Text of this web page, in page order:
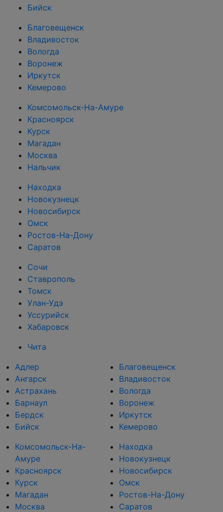
Бийск
Благовещенск
Владивосток
Вологда
Воронеж
Иркутск
Кемерово
Комсомольск-На-Амуре
Красноярск
Курск
Магадан
Москва
Нальчик
Находка
Новокузнецк
Новосибирск
Омск
Ростов-На-Дону
Саратов
Сочи
Ставрополь
Томск
Улан-Удэ
Уссурийск
Хабаровск
Чита
Адлер
Ангарск
Астрахань
Барнаул
Бердск
Бийск
Благовещенск
Владивосток
Вологда
Воронеж
Иркутск
Кемерово
Комсомольск-На-
Амуре
Красноярск
Курск
Магадан
Москва
Находка
Новокузнецк
Новосибирск
Омск
Ростов-На-Дону
Саратов